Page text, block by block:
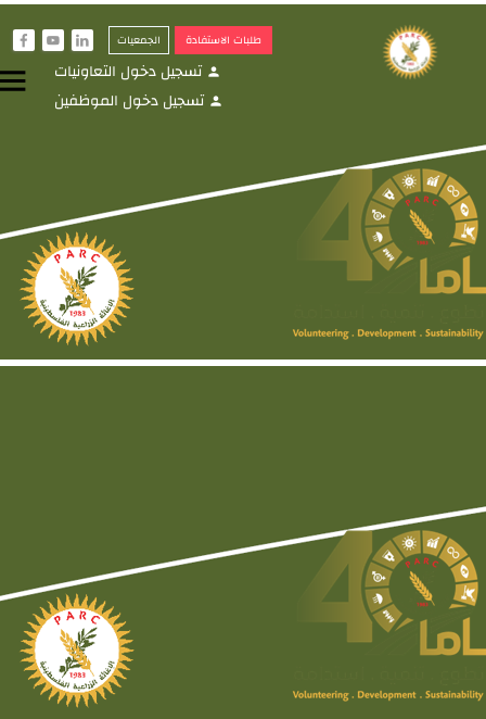
طلبات الاستفادة الجمعيات i
y
f
person تسجيل دخول التعاونيات
person تسجيل دخول الموظفين